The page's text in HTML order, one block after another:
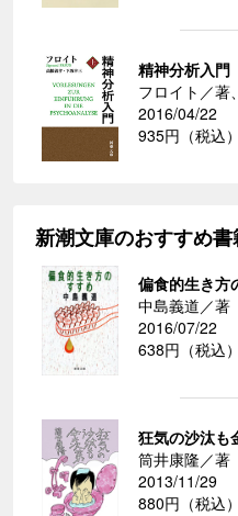
精神分析入門
フロイト／著
2016/04/22
935円（税込）
新潮文庫のおすすめ書
偏食的生き方
中島義道／著
2016/07/22
638円（税込）
狂気の沙汰も
筒井康隆／著
2013/11/29
880円（税込）